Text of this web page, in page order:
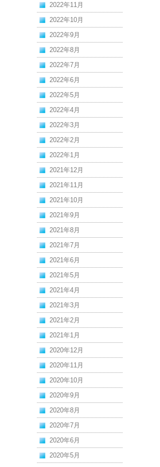
2022年11月
2022年10月
2022年9月
2022年8月
2022年7月
2022年6月
2022年5月
2022年4月
2022年3月
2022年2月
2022年1月
2021年12月
2021年11月
2021年10月
2021年9月
2021年8月
2021年7月
2021年6月
2021年5月
2021年4月
2021年3月
2021年2月
2021年1月
2020年12月
2020年11月
2020年10月
2020年9月
2020年8月
2020年7月
2020年6月
2020年5月